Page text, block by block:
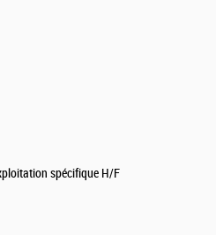
spécifique H/F